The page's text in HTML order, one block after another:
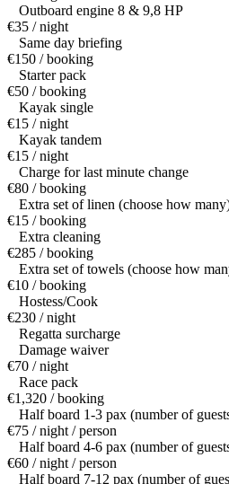
Outboard engine 8 & 9,8 HP
€35 / night
Same day briefing
€150 / booking
Starter pack
€50 / booking
Kayak single
€15 / night
Kayak tandem
€15 / night
Charge for last minute change
€80 / booking
Extra set of linen (choose how
€15 / booking
Extra cleaning
€285 / booking
Extra set of towels (choose how
€10 / booking
Hostess/Cook
€230 / night
Regatta surcharge
Damage waiver
€70 / night
Race pack
€1,320 / booking
Half board 1-3 pax (number of
€75 / night / person
Half board 4-6 pax (number of
€60 / night / person
Half board 7-12 pax (number of